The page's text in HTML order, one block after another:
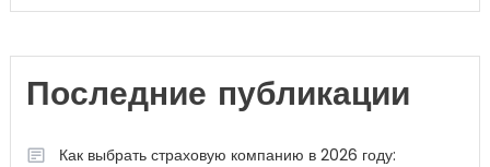
Последние публикации
Как выбрать страховую компанию в 2026 году: